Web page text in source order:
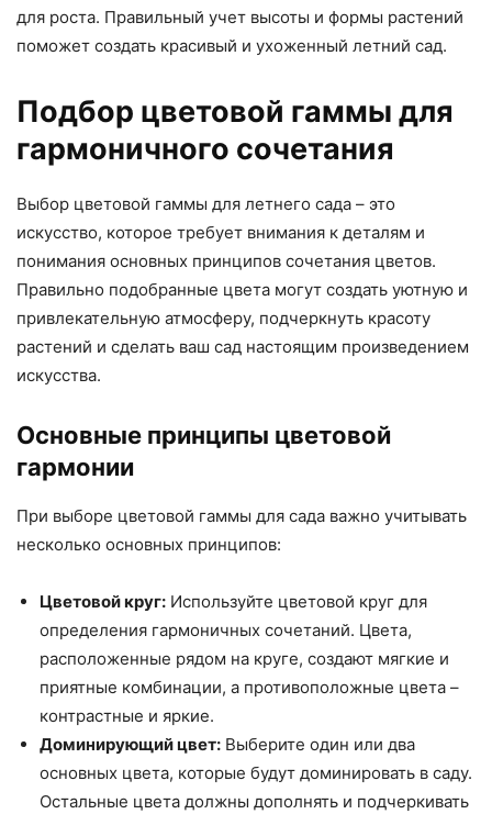
для роста. Правильный учет высоты и формы растений
поможет создать красивый и ухоженный летний сад.
Подбор цветовой гаммы для
гармоничного сочетания
Выбор цветовой гаммы для летнего сада – это
искусство, которое требует внимания к деталям и
понимания основных принципов сочетания цветов.
Правильно подобранные цвета могут создать уютную и
привлекательную атмосферу, подчеркнуть красоту
растений и сделать ваш сад настоящим произведением
искусства.
Основные принципы цветовой
гармонии
При выборе цветовой гаммы для сада важно учитывать
несколько основных принципов:
Цветовой круг: Используйте цветовой круг для
определения гармоничных сочетаний. Цвета,
расположенные рядом на круге, создают мягкие и
приятные комбинации, а противоположные цвета –
контрастные и яркие.
Доминирующий цвет: Выберите один или два
основных цвета, которые будут доминировать в саду.
Остальные цвета должны дополнять и подчеркивать